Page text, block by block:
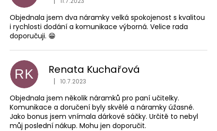
Hodnocení obchodu je 5 z 5 hvězdiček.
Objednala jsem dva náramky velká spokojenost s kvalitou
i rychlosti dodání a komunikace výborná. Velice rada
doporučuji. 😁
RK Renata Kuchařová
Hodnocení obchodu je 5 z 5 hvězdiček.
| 10.7.2023
Objednala jsem několik náramků pro paní učitelky.
Komunikace a doručení byly skvělé a náramky úžasné.
Jako bonus jsem vnímala dárkové sáčky. Určitě to nebyl
můj poslední nákup. Mohu jen doporučit.